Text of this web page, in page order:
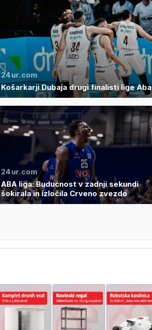
24ur.com
Košarkarji Dubaja drugi finalisti lige Aba
24ur.com
ABA liga: Budućnost v zadnji sekundi
šokirala in izločila Crveno zvezdo